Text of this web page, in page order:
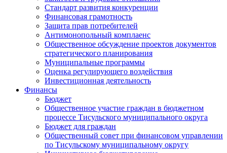
Стандарт развития конкуренции
Финансовая грамотность
Защита прав потребителей
Антимонопольный комплаенс
Общественное обсуждение проектов документов
стратегического планирования
Муниципальные программы
Оценка регулирующего воздействия
Инвестиционная деятельность
Финансы
Бюджет
Общественное участие граждан в бюджетном
процессе Тисульского муниципального округа
Бюджет для граждан
Общественный совет при финансовом управлении
по Тисульскому муниципальному округу